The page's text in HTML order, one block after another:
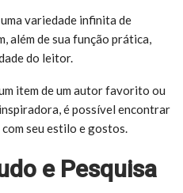
variedade infinita de
além de sua função prática,
do leitor.
item de um autor favorito ou
é possível encontrar
seu estilo e gostos.
e Pesquisa